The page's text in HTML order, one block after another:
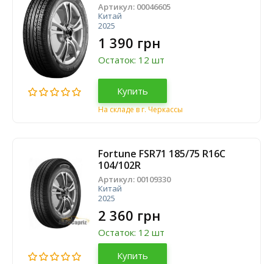
Артикул: 00046605
Китай
2025
1 390 грн
Остаток: 12 шт
Купить
На складе в г. Черкассы
Fortune FSR71 185/75 R16C
104/102R
Артикул: 00109330
Китай
2025
2 360 грн
Остаток: 12 шт
Купить